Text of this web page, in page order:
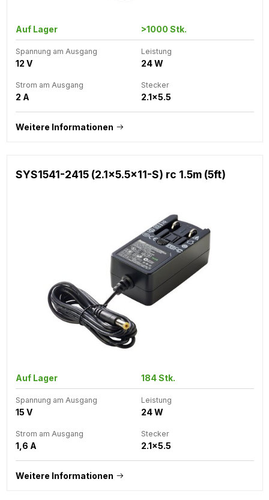
Auf Lager >1000 Stk.
Spannung am Ausgang
12 V
Leistung
24 W
Strom am Ausgang
2 A
Stecker
2.1x5.5
Weitere Informationen
SYS1541-2415 (2.1x5.5x11-S) rc 1.5m (5ft)
Auf Lager 184 Stk.
Spannung am Ausgang
15 V
Leistung
24 W
Strom am Ausgang
1,6 A
Stecker
2.1x5.5
Weitere Informationen